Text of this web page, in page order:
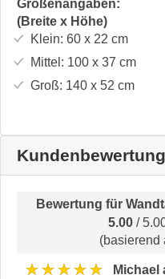
Größenangaben:
(Breite x Höhe)
Klein: 60 x 22 cm
Mittel: 100 x 37 cm
Groß: 140 x 52 cm
Bewertung für
5.00 /
(basierend
★★★★★
Michael